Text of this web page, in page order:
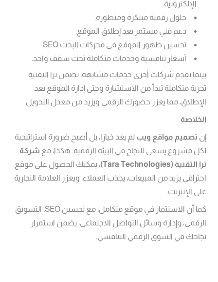
الإلكترونية.
حلول رقمية مبتكرة ومتطورة.
دعم فني مستمر بعد إطلاق الموقع.
تحسين ظهور الموقع في محركات البحث SEO.
أسعار تنافسية وخدمات متكاملة تحت سقف واحد.
بينما تقدم شركات أخرى خدمات مشابهة، تضمن ترا التقنية
تجربة متكاملة تبدأ من الاستشارة وحتى إدارة الموقع بعد
الإطلاق، مما يعزز حضورك الرقمي ويزيد من معدل التحويل.
الخلاصة
إن تصميم مواقع ويب لم يعد خيارًا، بل أصبح ضرورة استراتيجية
لكل مشروع يسعى للنجاح في البيئة الرقمية. هكذا، مع شركة
ترا التقنية (Tara Technologies)
، يمكنك الحصول على موقع
احترافي يزيد من المبيعات، يجذب العملاء، ويعزز العلامة التجارية
على الإنترنت.
كما أن الاستثمار في موقع متكامل، مع تحسين SEO، التسويق
الرقمي، وإدارة وسائل التواصل الاجتماعي، يضمن استمرار
نجاحك في السوق الرقمي التنافسي.